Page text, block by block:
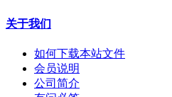
关于我们
如何下载本站文件
会员说明
公司简介